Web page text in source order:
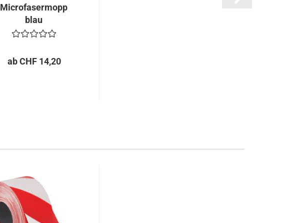
Microfasermopp
blau
ab CHF 14,20